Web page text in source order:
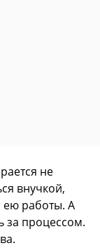
не
внучкой,
ею работы. А
за процессом.